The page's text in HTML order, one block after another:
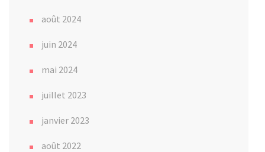
août 2024
juin 2024
mai 2024
juillet 2023
janvier 2023
août 2022